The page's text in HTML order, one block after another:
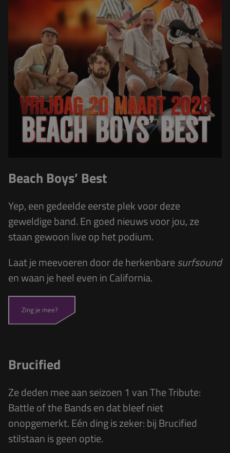
Beach Boys’ Best
Yep, een gedeelde eerste plek voordeze
geweldige band. En goed nieuws voor jou, ze
staan gewoon live op het podium.
Laat je meevoeren door de herkenbaresurfsound
en waan je heel even in California.
Zing je mee?
Brucified
Ze deden mee aan seizoen 1 vanThe Tribute:
Battle of the Bandsen dat bleef niet
onopgemerkt. Eén ding is zeker: bijBrucified
stilstaan is geen optie.